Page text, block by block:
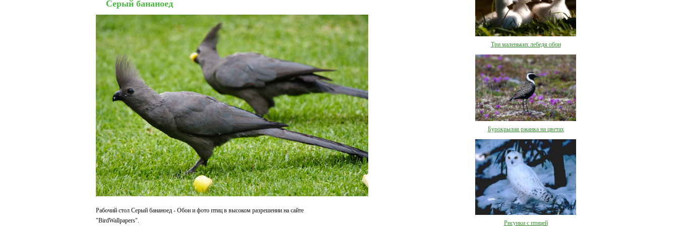
Серый бананоед
Рабочий стол Серый бананоед - Обои и фото птиц в высоком разрешении на сайте
"BirdWallpapers".
Три маленьких лебедя обои
Бурокрылая ржанка на цветах
Рисунки с птицей